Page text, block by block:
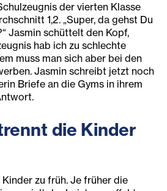
der vierten Klasse
1,2. „Super, da gehst Du
Jasmin schüttelt den Kopf,
hab ich zu schlechte
muss man sich aber bei den
Jasmin schreibt jetzt noch
Briefe an die Gyms in ihrem
die Kinder
zu früh. Je früher die